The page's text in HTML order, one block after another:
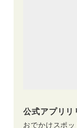
公式アプリリ
おでかけスポ